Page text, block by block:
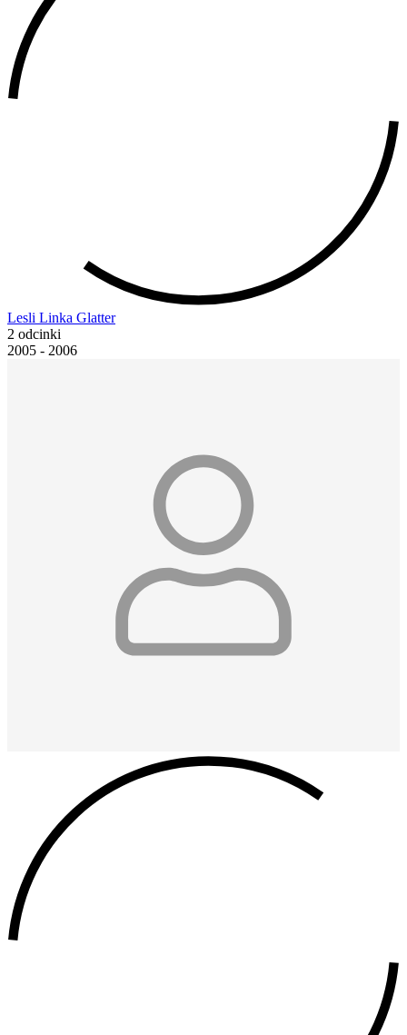
Lesli Linka Glatter
2 odcinki
2005 - 2006